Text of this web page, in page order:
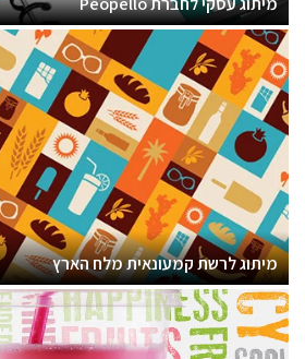
מיתוג לרשת קמעונאית מלח הארץ